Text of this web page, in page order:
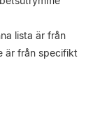
lista är från
är från specifikt